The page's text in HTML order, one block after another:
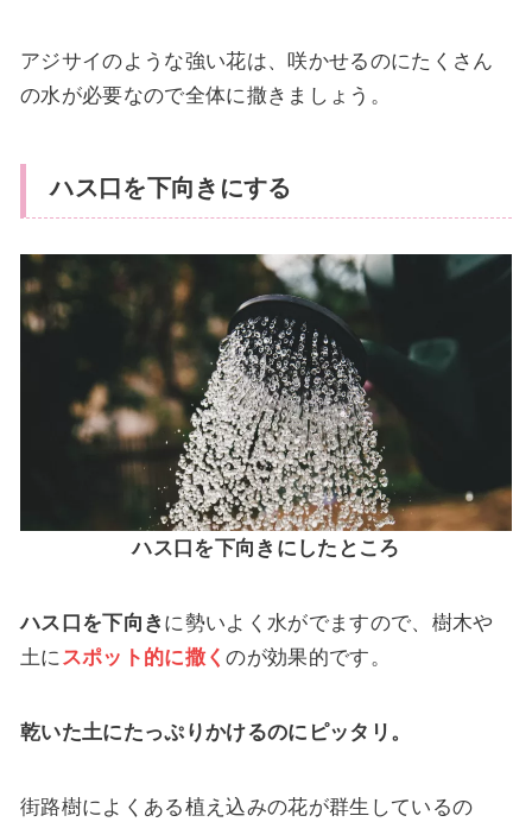
アジサイのような強い花は、咲かせるのにたくさん
の水が必要なので全体に撒きましょう。
ハス口を下向きにする
ハス口を下向きにしたところ
ハス口を下向き に勢いよく水がでますので、樹木や
土に スポット的に撒くのが効果的です。
乾いた土にたっぷりかけるのにピッタリ。
街路樹によくある植え込みの花が群生しているの